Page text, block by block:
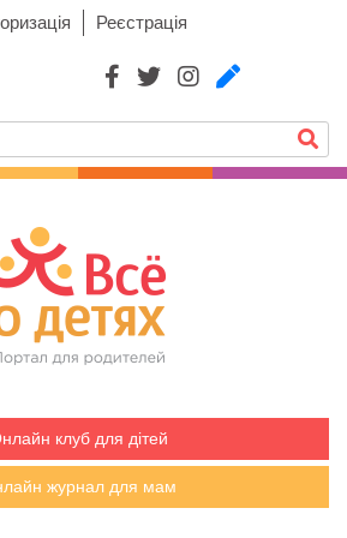
Реєстрація
клуб для дітей
журнал для мам